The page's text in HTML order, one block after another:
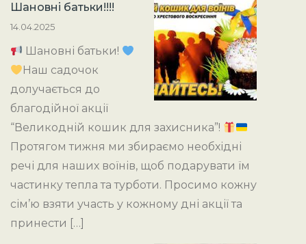
Шановні батьки!!!!
14.04.2025
Шановні батьки!
Наш садочок
долучається до
благодійної акції
“Великодній кошик для захисника”!
Протягом тижня ми збираємо необхідні
речі для наших воїнів, щоб подарувати їм
частинку тепла та турботи. Просимо кожну
сім’ю взяти участь у кожному дні акції та
принести […]